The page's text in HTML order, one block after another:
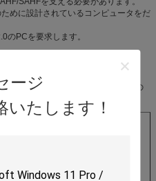
ージ
いたします！
めに設計されているコンピュータをだ
のPCを要求します。
の保ちます。例えば、Windows 7の
改善します。